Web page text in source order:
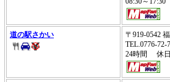
道の駅さかい
〒919-0542
TEL.0776-72-
24時間 休日